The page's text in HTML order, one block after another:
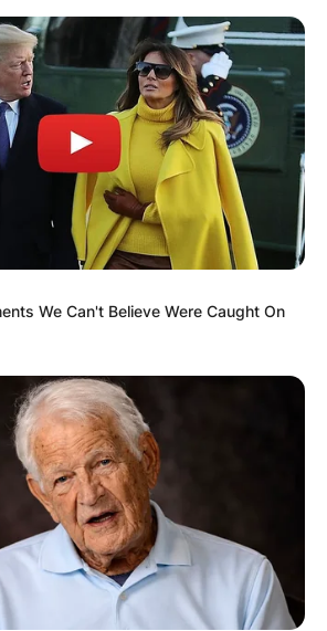
We Can't Believe Were Caught On